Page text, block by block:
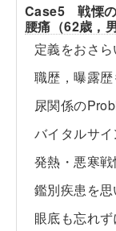
Case5 戦慄
腰痛（62歳，
定義をおさら
職歴，曝露
尿関係の
バイタルサ
発熱・悪寒
鑑別疾患を
眼底も忘れず